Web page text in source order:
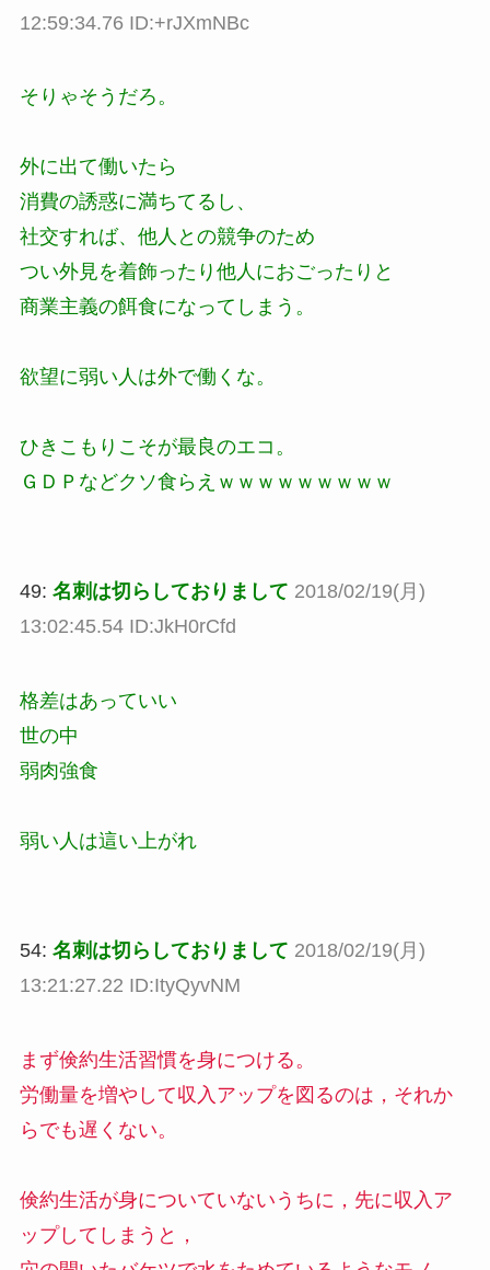
12:59:34.76 ID:+rJXmNBc
そりゃそうだろ。
外に出て働いたら
消費の誘惑に満ちてるし、
社交すれば、他人との競争のため
つい外見を着飾ったり他人におごったりと
商業主義の餌食になってしまう。
欲望に弱い人は外で働くな。
ひきこもりこそが最良のエコ。
ＧＤＰなどクソ食らえｗｗｗｗｗｗｗｗｗ
49: 名刺は切らしておりまして 2018/02/19(月)
13:02:45.54 ID:JkH0rCfd
格差はあっていい
世の中
弱肉強食
弱い人は這い上がれ
54: 名刺は切らしておりまして 2018/02/19(月)
13:21:27.22 ID:ItyQyvNM
まず倹約生活習慣を身につける。
労働量を増やして収入アップを図るのは，それか
らでも遅くない。
倹約生活が身についていないうちに，先に収入ア
ップしてしまうと，